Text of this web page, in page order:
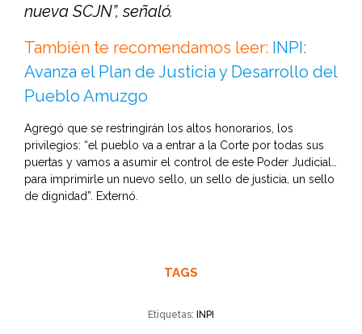
nueva SCJN”, señaló.
También te recomendamos leer: INPI:
Avanza el Plan de Justicia y Desarrollo del
Pueblo Amuzgo
Agregó que se restringirán los altos honorarios, los
privilegios: “el pueblo va a entrar a la Corte por todas sus
puertas y vamos a asumir el control de este Poder Judicial…
para imprimirle un nuevo sello, un sello de justicia, un sello
de dignidad”. Externó.
TAGS
Etiquetas: INPI